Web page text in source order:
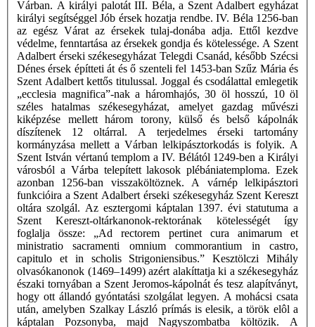
Várban. A királyi palotát III. Béla, a Szent Adalbert egyházat
királyi segítséggel Jób érsek hozatja rendbe. IV. Béla 1256-ban
az egész Várat az érsekek tulaj-donába adja. Ettől kezdve
védelme, fenntartása az érsekek gondja és kötelessége. A Szent
Adalbert érseki székesegyházat Telegdi Csanád, később Szécsi
Dénes érsek építteti át és ő szenteli fel 1453-ban Szűz Mária és
Szent Adalbert kettős titulussal. Joggal és csodálattal emlegetik
„ecclesia magnifica”-nak a háromhajós, 30 öl hosszú, 10 öl
széles hatalmas székesegyházat, amelyet gazdag művészi
kiképzése mellett három torony, külső és belső kápolnák
díszítenek 12 oltárral. A terjedelmes érseki tartomány
kormányzása mellett a Várban lelkipásztorkodás is folyik. A
Szent István vértanú templom a IV. Bélától 1249-ben a Királyi
városból a Várba telepített lakosok plébániatemploma. Ezek
azonban 1256-ban visszaköltöznek. A várnép lelkipásztori
funkcióira a Szent Adalbert érseki székesegyház Szent Kereszt
oltára szolgál. Az esztergomi káptalan 1397. évi statutuma a
Szent Kereszt-oltárkanonok-rektorának kötelességét így
foglalja össze: „Ad rectorem pertinet cura animarum et
ministratio sacramenti omnium commorantium in castro,
capitulo et in scholis Strigoniensibus.” Kesztölczi Mihály
olvasókanonok (1469–1499) azért alakíttatja ki a székesegyház
északi tornyában a Szent Jeromos-kápolnát és tesz alapítványt,
hogy ott állandó gyóntatási szolgálat legyen. A mohácsi csata
után, amelyben Szalkay László prímás is elesik, a török elôl a
káptalan Pozsonyba, majd Nagyszombatba költözik. A